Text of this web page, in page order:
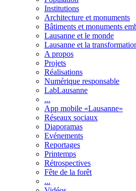
Institutions
Architecture et monuments
Bâtiments et monuments
Lausanne et le monde
Lausanne et la
A propos
Projets
Réalisations
Numérique responsable
LabLausanne
...
App mobile «Lausanne»
Réseaux sociaux
Diaporamas
Evénements
Reportages
Printemps
Rétrospectives
Fête de la forêt
...